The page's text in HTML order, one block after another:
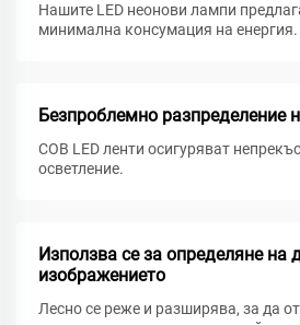
Нашите LED неонови лампи
минимална консумация на енергия.
Безпроблемно разпределение
COB LED ленти осигуряват
осветление.
Използва се за определяне на
изображението
Лесно се реже и разширява, за да